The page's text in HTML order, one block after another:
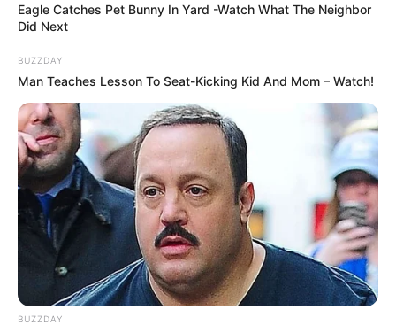
Eagle Catches Pet Bunny In Yard -Watch What The Neighbor
Did Next
BUZZDAY
Man Teaches Lesson To Seat-Kicking Kid And Mom – Watch!
BUZZDAY